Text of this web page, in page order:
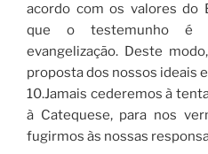
acordo com os valores do
que o testemunho é
evangelização. Deste
proposta dos nossos ideais
10.Jamais cederemos à
à Catequese, para nos
fugirmos às nossas